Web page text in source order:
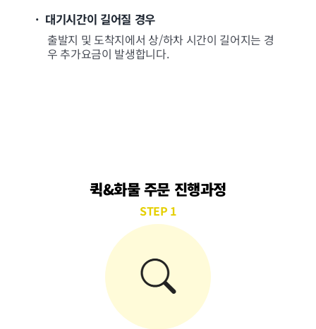
· 대기시간이 길어질 경우
출발지 및 도착지에서 상/하차 시간이 길어지는 경
우 추가요금이 발생합니다.
퀵&화물 주문 진행과정
STEP 1